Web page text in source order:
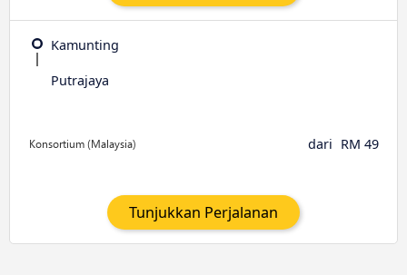
Kamunting
Putrajaya
dari RM 49
Tunjukkan Perjalanan